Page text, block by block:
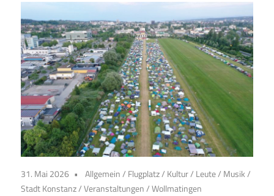
31. Mai 2026 Allgemein/ Flugplatz/ Kultur/ Leute/ Musik/
Stadt Konstanz/Veranstaltungen/Wollmatingen